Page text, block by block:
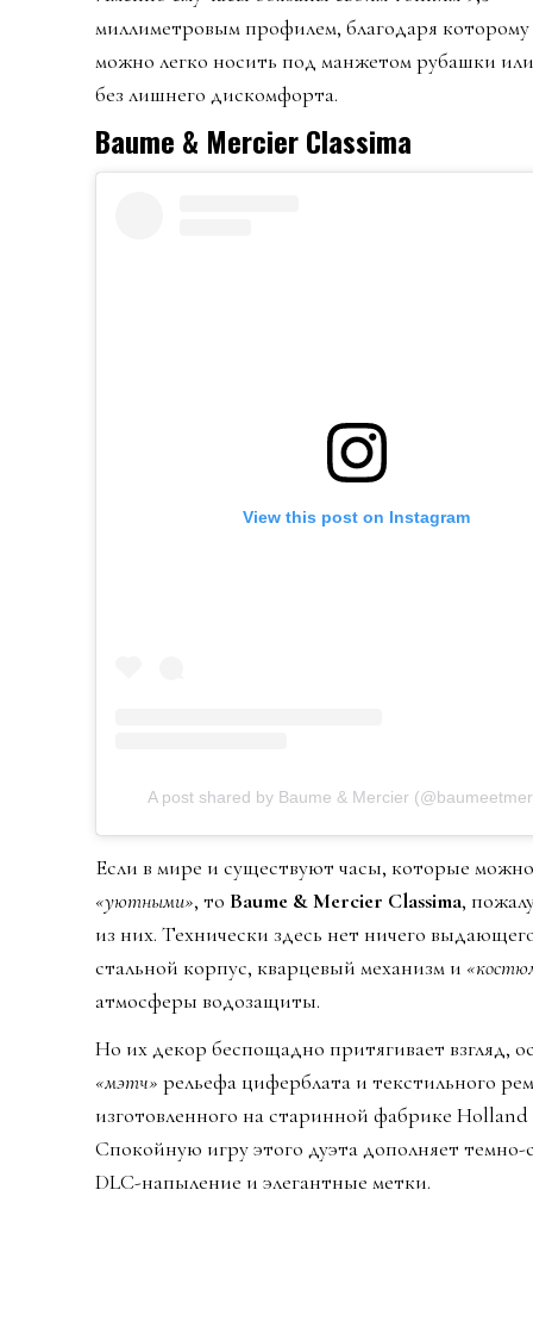
миллиметровым профилем, благодаря
можно легко носить под манжетом рубашки
без лишнего дискомфорта.
Baume & Mercier Classima
View this post on Instagram
A post shared by Baume & Mercier
Если в мире и существуют часы, которые
«уютными», то Baume & Mercier Classima,
из них. Технически здесь нет ничего
стальной корпус, кварцевый механизм и
атмосферы водозащиты.
Но их декор беспощадно притягивает взгляд,
«мэтч» рельефа циферблата и текстильного
изготовленного на старинной фабрике
Спокойную игру этого дуэта дополняет темно-
DLC-напыление и элегантные метки.